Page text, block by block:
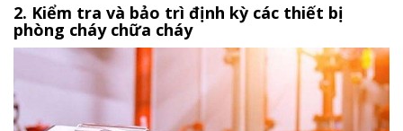
2. Kiểm tra và bảo trì định kỳ các thiết bị
phòng cháy chữa cháy